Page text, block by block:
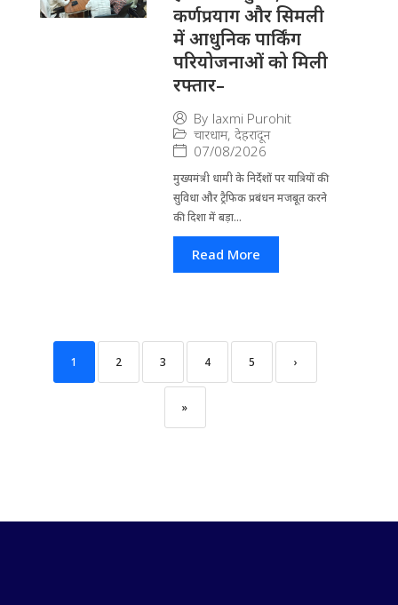
कर्णप्रयाग और सिमली
में आधुनिक पार्किंग
परियोजनाओं को मिली
रफ्तार–
By laxmi Purohit
चारधाम, देहरादून
07/08/2026
मुख्यमंत्री धामी के निर्देशों पर यात्रियों की
सुविधा और ट्रैफिक प्रबंधन मजबूत करने
की दिशा में बड़ा...
Read More
1 2 3 4 5 ›
»